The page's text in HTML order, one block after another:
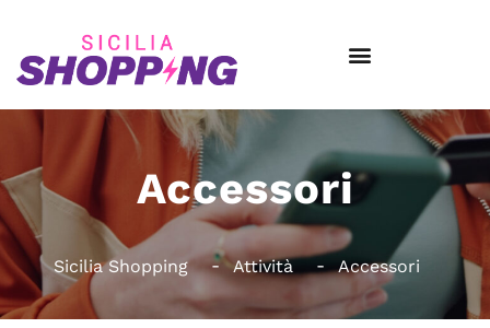
Accessori
Sicilia Shopping Attività Accessori